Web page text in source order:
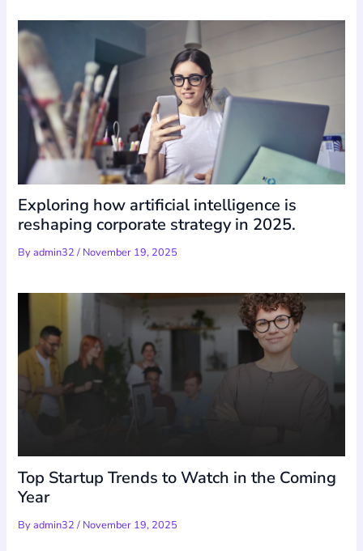
Exploring how artificial intelligence is
reshaping corporate strategy in 2025.
Byadmin32/ November 19, 2025
Top Startup Trends to Watch in the Coming
Year
Byadmin32/ November 19, 2025